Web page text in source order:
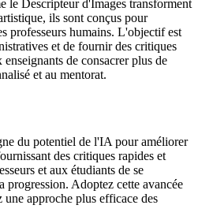
le Descripteur d'Images transforment
ils sont conçus pour
professeurs humains. L'objectif est
et de fournir des critiques
de consacrer plus de
et au mentorat.
du potentiel de l'IA pour améliorer
des critiques rapides et
et aux étudiants de se
progression. Adoptez cette avancée
approche plus efficace des